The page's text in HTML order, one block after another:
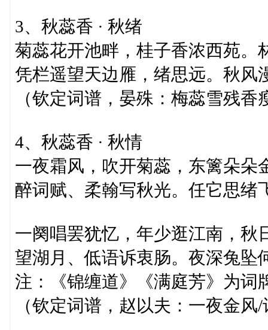
3、秋蕊香 · 秋绪
菊蕊花开池畔，桂子香浓西苑。
凭栏遥望天边雁，绪思远。秋风
（钦定词谱，晏殊：梅蕊雪残
4、秋蕊香 · 秋情
一夜霜风，吹开菊蕊，东篱朵朵
醉词赋、柔翰写秋光。任它思绪
一阕唱罢犹忆，年少逛江南，秋
望湖月、低语诉衷肠。夜深兔坠
注：《锦缠道》《满庭芳》为词
（钦定词谱，赵以夫：一夜金